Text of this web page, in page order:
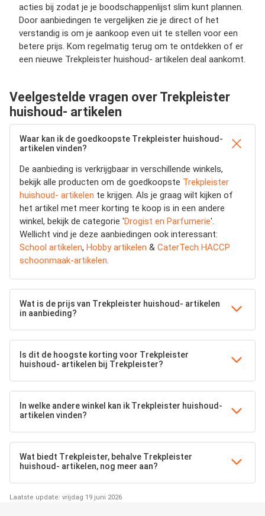
acties bij zodat je je boodschappenlijst slim kunt plannen.
Door aanbiedingen te vergelijken zie je direct of het
verstandig is om je aankoop even uit te stellen voor een
betere prijs. Kom regelmatig terug om te ontdekken of er
een nieuwe Trekpleister huishoud- artikelen deal aankomt.
Veelgestelde vragen over Trekpleister
huishoud- artikelen
Waar kan ik de goedkoopste Trekpleister huishoud-
artikelen vinden?
De aanbieding is verkrijgbaar in verschillende winkels,
bekijk alle producten om de goedkoopste Trekpleister
huishoud- artikelen te krijgen. Als je graag wilt kijken of
het artikel met meer korting te koop is in een andere
winkel, bekijk de categorie 'Drogist en Parfumerie'.
Wellicht vind je deze aanbiedingen ook interessant:
School artikelen, Hobby artikelen & CaterTech HACCP
schoonmaak-artikelen.
Wat is de prijs van Trekpleister huishoud- artikelen
in aanbieding?
Is dit de hoogste korting voor Trekpleister
huishoud- artikelen bij Trekpleister?
In welke andere winkel kan ik Trekpleister huishoud-
artikelen vinden?
Wat biedt Trekpleister, behalve Trekpleister
huishoud- artikelen, nog meer aan?
Laatste update: vrijdag 19 juni 2026